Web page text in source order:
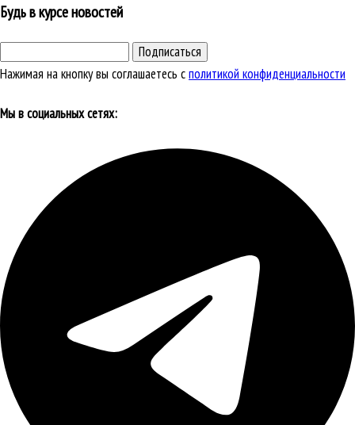
Будь в курсе новостей
Подписаться
Нажимая на кнопку вы соглашаетесь сполитикой конфиденциальности
Мы в социальных сетях: